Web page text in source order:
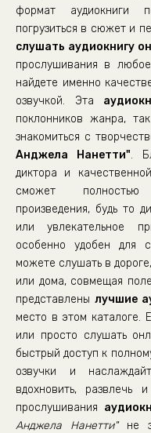
формат аудиокниги
погрузиться в сюжет и
слушать аудиокнигу
прослушивания в
найдете именно
озвучкой. Эта
поклонников жанра,
знакомиться с
Анджела Нанетти".
диктора и
сможет полностью
произведения, будь то
или увлекательное
особенно удобен для
можете слушать в
или дома, совмещая
представлены лучшие
место в этом каталоге.
или просто слушать
быстрый доступ к
озвучки и
вдохновить, развлечь
прослушивания
Анджела Нанетти"не